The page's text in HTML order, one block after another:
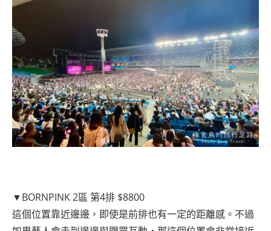
▼BORNPINK 2區 第4排 $8800
這個位置靠近邊邊，即使是前排也有一定的距離感。不過